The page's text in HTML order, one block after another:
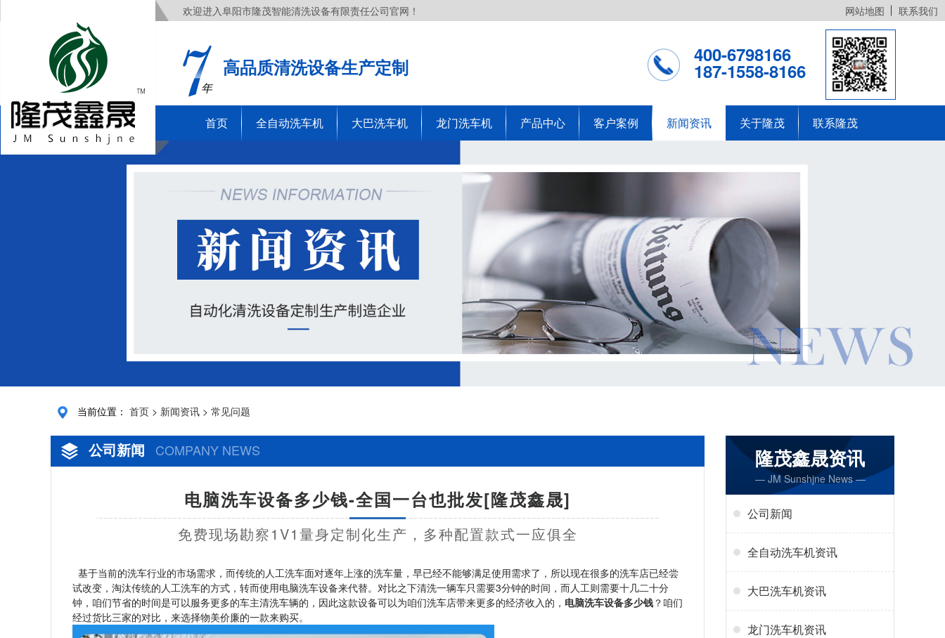
欢迎进入阜阳市隆茂智能清洗设备有限责任公司官网！ 网站地图 联系我们
年
高品质清洗设备生产定制
400-6798166
187-1558-8166
首页 全自动洗车机 大巴洗车机 龙门洗车机 产品中心 客户案例 新闻资讯 关于隆茂 联系隆茂
当前位置： 首页 > 新闻资讯 > 常见问题
公司新闻 COMPANY NEWS
电脑洗车设备多少钱-全国一台也批发[隆茂鑫晟]
免费现场勘察1V1量身定制化生产，多种配置款式一应俱全
基于当前的洗车行业的市场需求，而传统的人工洗车面对逐年上涨的洗车量，早已经不能够满足使用需求了，所以现在很多的洗车店已经尝
试改变，淘汰传统的人工洗车的方式，转而使用电脑洗车设备来代替。对比之下清洗一辆车只需要3分钟的时间，而人工则需要十几二十分
钟，咱们节省的时间是可以服务更多的车主清洗车辆的，因此这款设备可以为咱们洗车店带来更多的经济收入的， 电脑洗车设备多少钱 ？咱们
经过货比三家的对比，来选择物美价廉的一款来购买。
隆茂鑫晟资讯
— JM Sunshjne News —
公司新闻
全自动洗车机资讯
大巴洗车机资讯
龙门洗车机资讯